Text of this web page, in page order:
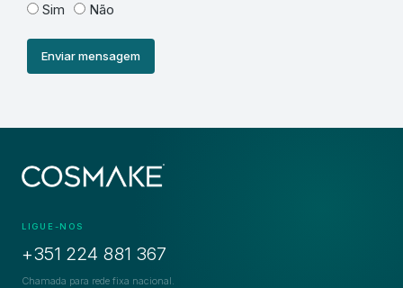
Sim
Não
Enviar mensagem
LIGUE-NOS
+351 224 881 367
Chamada para rede fixa nacional.